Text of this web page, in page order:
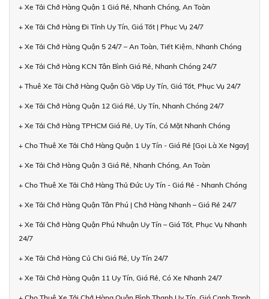
+ Xe Tải Chở Hàng Quận 1 Giá Rẻ, Nhanh Chóng, An Toàn
+ Xe Tải Chở Hàng Đi Tỉnh Uy Tín, Giá Tốt | Phục Vụ 24/7
+ Xe Tải Chở Hàng Quận 5 24/7 – An Toàn, Tiết Kiệm, Nhanh Chóng
+ Xe Tải Chở Hàng KCN Tân Bình Giá Rẻ, Nhanh Chóng 24/7
+ Thuê Xe Tải Chở Hàng Quận Gò Vấp Uy Tín, Giá Tốt, Phục Vụ 24/7
+ Xe Tải Chở Hàng Quận 12 Giá Rẻ, Uy Tín, Nhanh Chóng 24/7
+ Xe Tải Chở Hàng TPHCM Giá Rẻ, Uy Tín, Có Mặt Nhanh Chóng
+ Cho Thuê Xe Tải Chở Hàng Quận 1 Uy Tín - Giá Rẻ [Gọi Là Xe Ngay]
+ Xe Tải Chở Hàng Quận 3 Giá Rẻ, Nhanh Chóng, An Toàn
+ Cho Thuê Xe Tải Chở Hàng Thủ Đức Uy Tín - Giá Rẻ - Nhanh Chóng
+ Xe Tải Chở Hàng Quận Tân Phú | Chở Hàng Nhanh – Giá Rẻ 24/7
+ Xe Tải Chở Hàng Quận Phú Nhuận Uy Tín – Giá Tốt, Phục Vụ Nhanh
24/7
+ Xe Tải Chở Hàng Củ Chi Giá Rẻ, Uy Tín 24/7
+ Xe Tải Chở Hàng Quận 11 Uy Tín, Giá Rẻ, Có Xe Nhanh 24/7